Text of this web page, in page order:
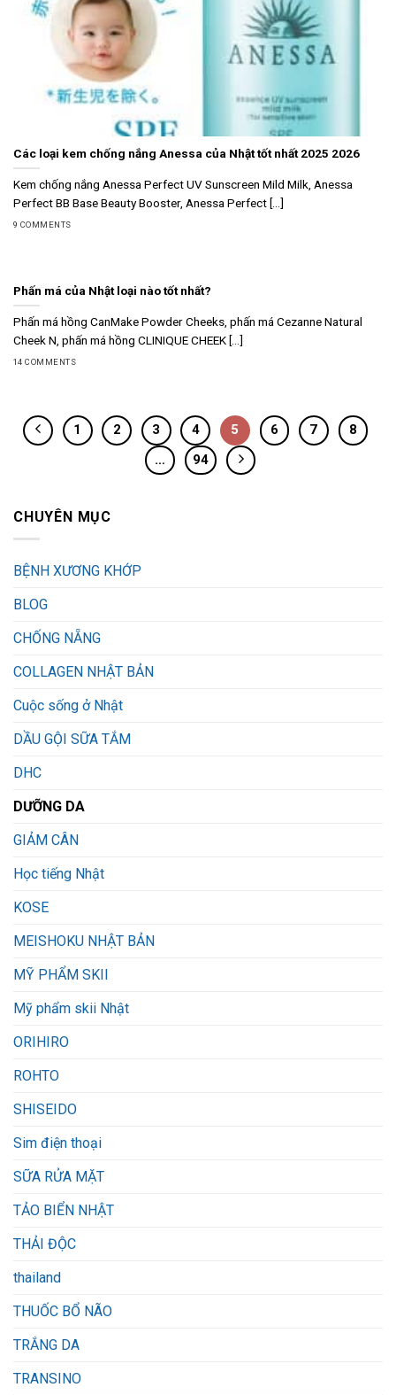
Các loại kem chống nắng Anessa của Nhật tốt nhất 2025 2026
Kem chống nắng Anessa Perfect UV Sunscreen Mild Milk, Anessa
Perfect BB Base Beauty Booster, Anessa Perfect [...]
9 COMMENTS
Phấn má của Nhật loại nào tốt nhất?
Phấn má hồng CanMake Powder Cheeks, phấn má Cezanne Natural
Cheek N, phấn má hồng CLINIQUE CHEEK [...]
14 COMMENTS
1 2 3 4 5 6 7
8
…
94
CHUYÊN MỤC
BỆNH XƯƠNG KHỚP
BLOG
CHỐNG NẴNG
COLLAGEN NHẬT BẢN
Cuộc sống ở Nhật
DẦU GỘI SỮA TẮM
DHC
DƯỠNG DA
GIẢM CÂN
Học tiếng Nhật
KOSE
MEISHOKU NHẬT BẢN
MỸ PHẨM SKII
Mỹ phẩm skii Nhật
ORIHIRO
ROHTO
SHISEIDO
Sim điện thoại
SỮA RỬA MẶT
TẢO BIỂN NHẬT
THẢI ĐỘC
thailand
THUỐC BỔ NÃO
TRẮNG DA
TRANSINO